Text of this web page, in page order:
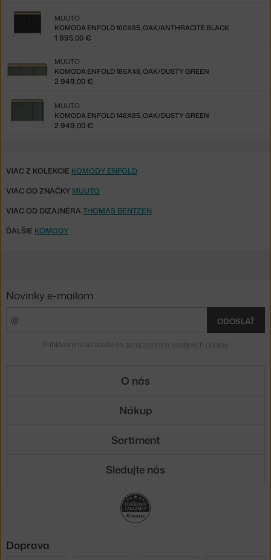
KOMODA ENFOLD 100X85, OAK/ANTHRACITE BLACK
MUUTO
1 995,00 €
KOMODA ENFOLD 186X48, OAK/DUSTY GREEN
MUUTO
2 949,00 €
KOMODA ENFOLD 148X85, OAK/DUSTY GREEN
MUUTO
2 949,00 €
VIAC Z KOLEKCIE KOMODY ENFOLD
VIAC OD ZNAČKY MUUTO
VIAC OD DIZAJNÉRA THOMAS BENTZEN
ĎALŠIE KOMODY
Novinky e-mailom
ODOSLAŤ
Prihlásením súhlasíte so spracovaním osobných údajov.
O nás
Nákup
Sortiment
Sledujte nás
Doprava